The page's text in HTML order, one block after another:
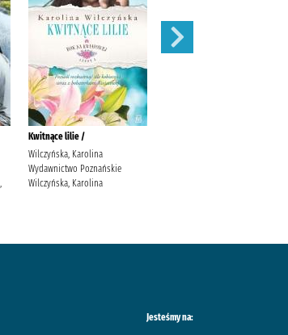
Kwitnące lilie /
Wilczyńska, Karolina
Wydawnictwo Poznańskie
Wilczyńska, Karolina
Jesteśmy na: